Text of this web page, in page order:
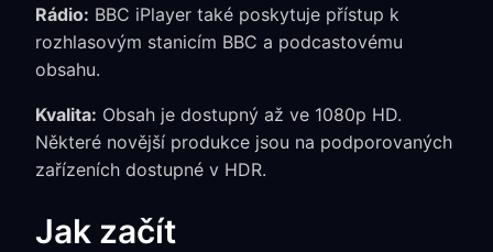
Rádio: BBC iPlayer také poskytuje přístup k
rozhlasovým stanicím BBC a podcastovému
obsahu.
Kvalita: Obsah je dostupný až ve 1080p HD.
Některé novější produkce jsou na podporovaných
zařízeních dostupné v HDR.
Jak začít